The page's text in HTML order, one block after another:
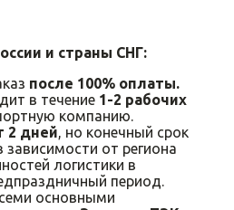
и страны СНГ:
после 100% оплаты.
в течение 1-2 рабочих
компанию.
2 дней , но конечный срок
зависимости от региона
логистики в
период.
основными